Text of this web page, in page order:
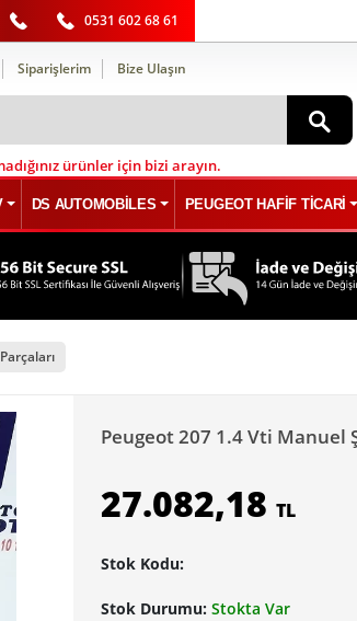
0531 602 68 61
Siparişlerim Bize Ulaşın
ürünler için bizi arayın.
DS AUTOMOBİLES PEUGEOT HAFİF TİCARİ
Peugeot 207 1.4 Vti Manuel
27.082,18 TL
Stok Kodu:
Stok Durumu: Stokta Var